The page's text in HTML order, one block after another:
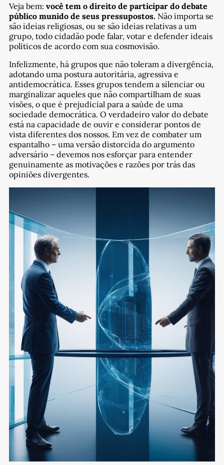
Veja bem: você tem o direito de participar do debate
público munido de seus pressupostos. Não importa se
são ideias religiosas, ou se são ideias relativas a um
grupo, todo cidadão pode falar, votar e defender ideais
políticos de acordo com sua cosmovisão.
Infelizmente, há grupos que não toleram a divergência,
adotando uma postura autoritária, agressiva e
antidemocrática. Esses grupos tendem a silenciar ou
marginalizar aqueles que não compartilham de suas
visões, o que é prejudicial para a saúde de uma
sociedade democrática. O verdadeiro valor do debate
está na capacidade de ouvir e considerar pontos de
vista diferentes dos nossos. Em vez de combater um
espantalho – uma versão distorcida do argumento
adversário – devemos nos esforçar para entender
genuinamente as motivações e razões por trás das
opiniões divergentes.